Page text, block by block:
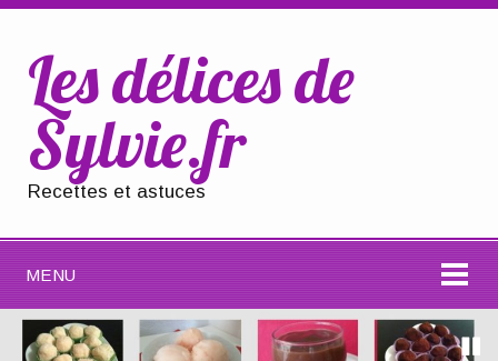
Les délices de
Sylvie.fr
Recettes et astuces
MENU